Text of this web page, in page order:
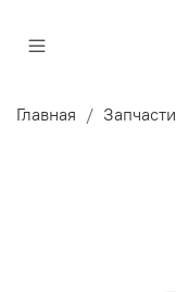
Главная Запчасти